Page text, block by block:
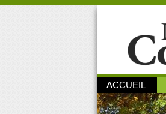
ACCUEIL